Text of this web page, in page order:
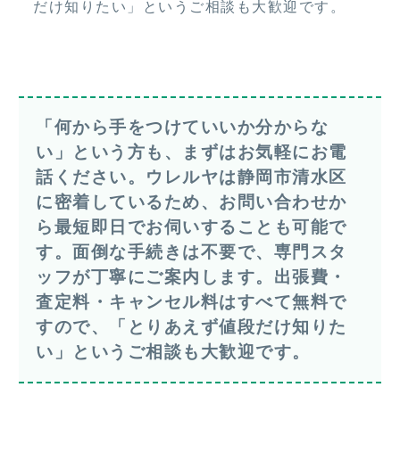
だけ知りたい」というご相談も大歓迎です。
「何から手をつけていいか分からな
い」という方も、まずはお気軽にお電
話ください。ウレルヤは静岡市清水区
に密着しているため、お問い合わせか
ら最短即日でお伺いすることも可能で
す。面倒な手続きは不要で、専門スタ
ッフが丁寧にご案内します。出張費・
査定料・キャンセル料はすべて無料で
すので、「とりあえず値段だけ知りた
い」というご相談も大歓迎です。